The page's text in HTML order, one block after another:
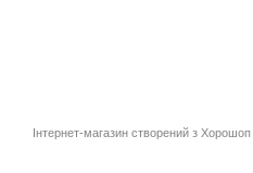
Інтернет-магазин створений з Хорошоп